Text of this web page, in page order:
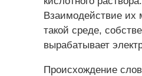
Взаимодействие их
такой среде,
вырабатывает
Происхождение